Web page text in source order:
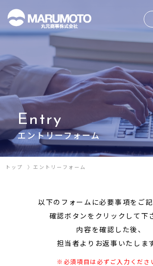
Entry
エントリーフォーム
トップ エントリーフォーム
以下のフォームに必要事項をご記
確認ボタンをクリックして下
内容を確認した後、
担当者よりお返事いたしま
※必須項目は必ずご入力くださ